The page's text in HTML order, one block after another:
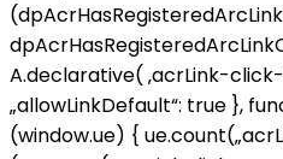
A.declarative( ‚acrLink-click-
„allowLinkDefault“: true },
(window.ue) {